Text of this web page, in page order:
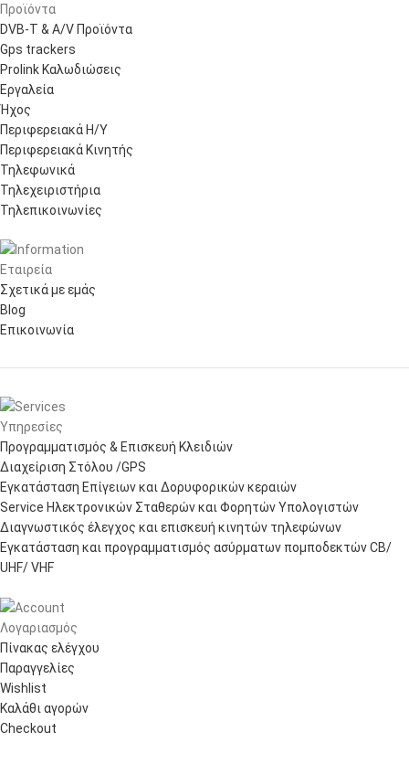
Προϊόντα
DVB-T & A/V Προϊόντα
Gps trackers
Prolink Καλωδιώσεις
Εργαλεία
Ήχος
Περιφερειακά Η/Υ
Περιφερειακά Κινητής
Τηλεφωνικά
Τηλεχειριστήρια
Τηλεπικοινωνίες
Εταιρεία
Σχετικά με εμάς
Blog
Επικοινωνία
Υπηρεσίες
Προγραμματισμός & Επισκευή Κλειδιών
Διαχείριση Στόλου /GPS
Εγκατάσταση Επίγειων και Δορυφορικών κεραιών
Service Ηλεκτρονικών Σταθερών και Φορητών Υπολογιστών
Διαγνωστικός έλεγχος και επισκευή κινητών τηλεφώνων
Εγκατάσταση και προγραμματισμός ασύρματων πομποδεκτών CB/
UHF/ VHF
Λογαριασμός
Πίνακας ελέγχου
Παραγγελίες
Wishlist
Καλάθι αγορών
Checkout